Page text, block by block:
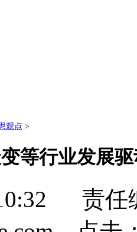
观点 >
等行业发展
10:32 责